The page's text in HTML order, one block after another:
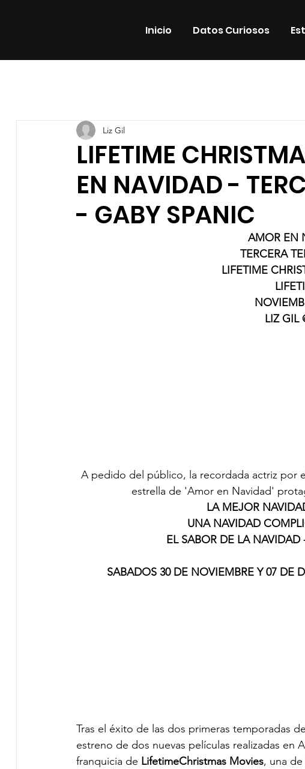
Inicio Datos Curiosos
Teatro
LIFETIME
EN NAVIDAD -
- GABY SPANIC
Liz Gil
AMOR EN
TERCERA
LIFETIME
LIZ GIL
A pedido del público, la recordada actriz por
estrella de 'Amor en Navidad'
LA MEJOR
UNA NAVIDAD
EL SABOR DE LA
SABADOS 30 DE NOVIEMBRE Y 07 DE
Tras el éxito de las dos primeras temporadas de
estreno de dos nuevas películas realizadas en
franquicia de LifetimeChristmas Movies, una